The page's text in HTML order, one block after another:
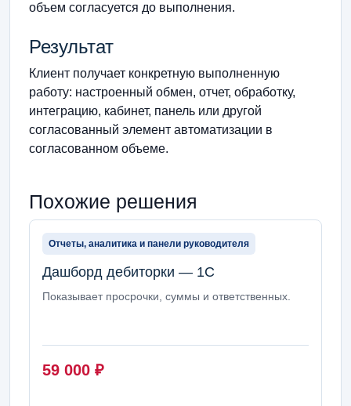
объем согласуется до выполнения.
Результат
Клиент получает конкретную выполненную
работу: настроенный обмен, отчет, обработку,
интеграцию, кабинет, панель или другой
согласованный элемент автоматизации в
согласованном объеме.
Похожие решения
Отчеты, аналитика и панели руководителя
Дашборд дебиторки — 1С
Показывает просрочки, суммы и ответственных.
59 000 ₽